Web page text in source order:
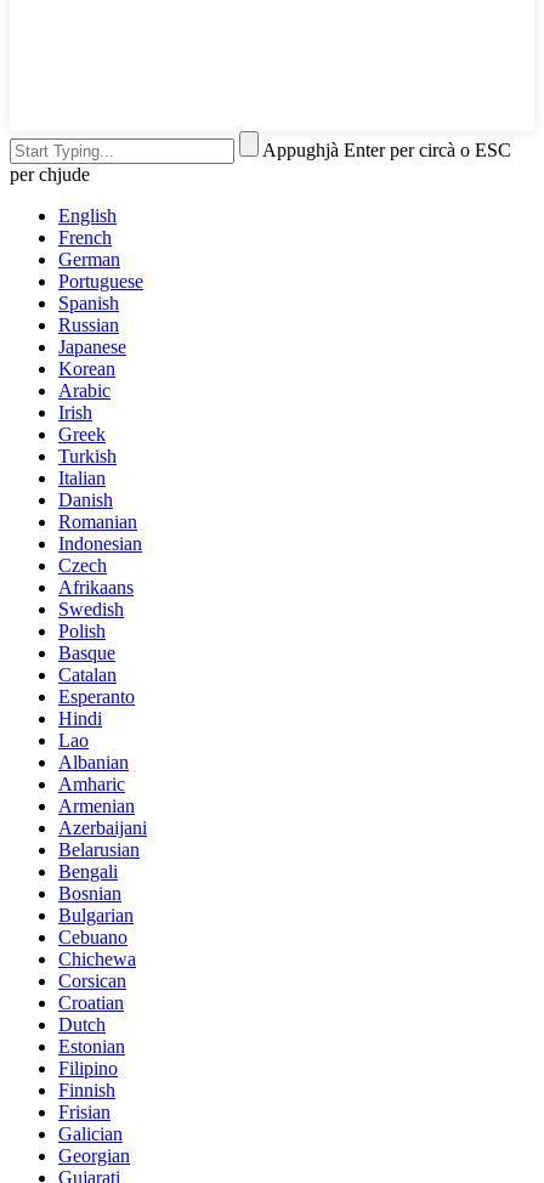
Appughjà Enter per circà o ESC
per chjude
English
French
German
Portuguese
Spanish
Russian
Japanese
Korean
Arabic
Irish
Greek
Turkish
Italian
Danish
Romanian
Indonesian
Czech
Afrikaans
Swedish
Polish
Basque
Catalan
Esperanto
Hindi
Lao
Albanian
Amharic
Armenian
Azerbaijani
Belarusian
Bengali
Bosnian
Bulgarian
Cebuano
Chichewa
Corsican
Croatian
Dutch
Estonian
Filipino
Finnish
Frisian
Galician
Georgian
Gujarati